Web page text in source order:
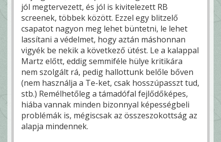
jól megtervezett, és jól is kivitelezett RB
screenek, többek között. Ezzel egy blitzelő
csapatot nagyon meg lehet büntetni, le lehet
lassítani a védelmet, hogy aztán máshonnan
vigyék be nekik a következő ütést. Le a kalappal
Martz előtt, eddig semmiféle hülye kritikára
nem szolgált rá, pedig hallottunk belőle bőven
(nem használja a Te-ket, csak hosszúpasszt tud,
stb.) Remélhetőleg a támadófal fejlődőképes,
hiába vannak minden bizonnyal képességbeli
problémák is, mégiscsak az összeszokottság az
alapja mindennek.